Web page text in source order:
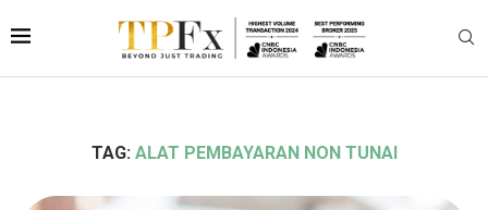
TAG: ALAT PEMBAYARAN NON TUNAI